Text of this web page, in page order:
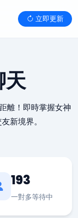
立即更新
天
離！即時掌握女神
新境界。
193
一對多等待中